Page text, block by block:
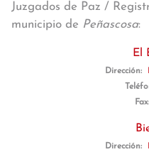
Juzgados de Paz /
municipio de Peñascosa:
El
Dirección:
Fax:
Dirección: